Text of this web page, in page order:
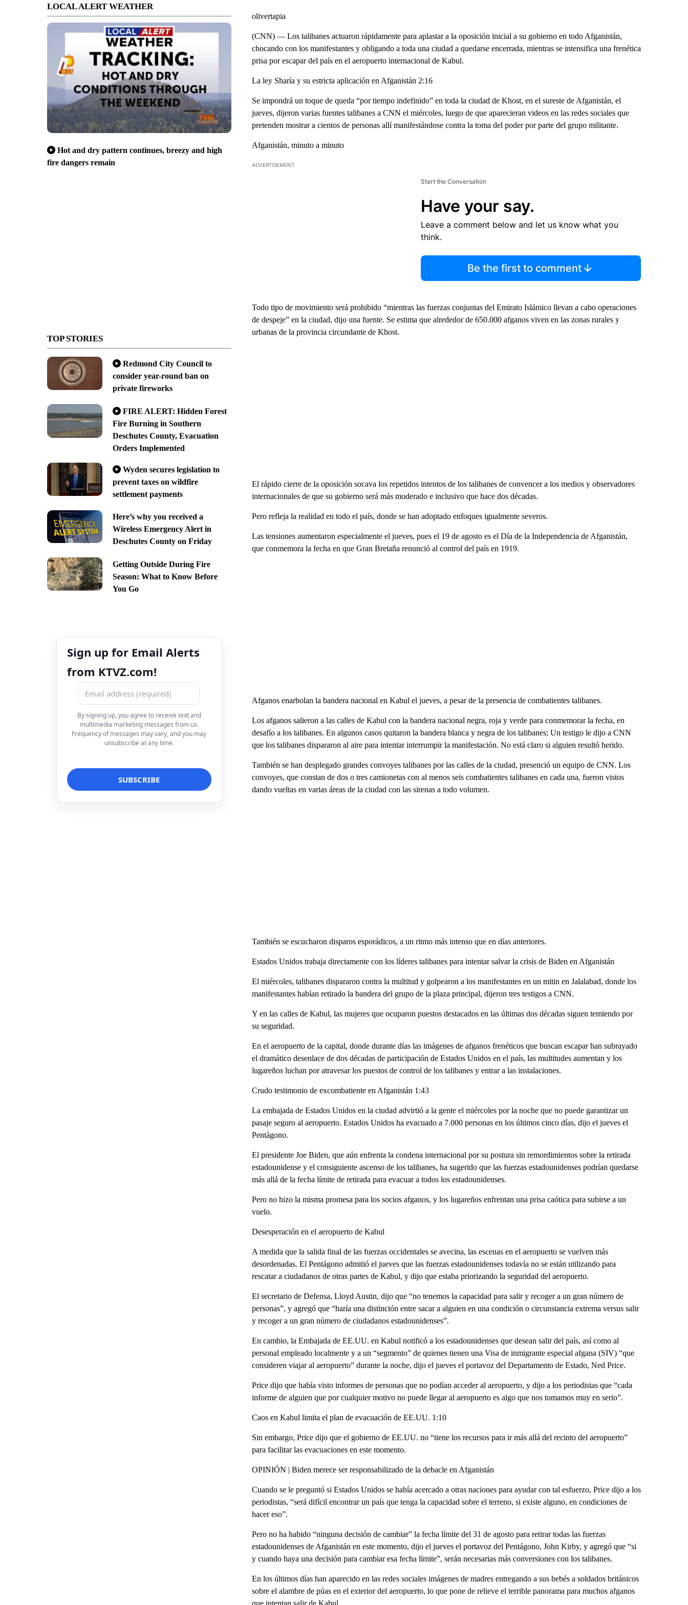
LOCAL ALERT WEATHER
Hot and dry pattern continues, breezy and high
fire dangers remain
TOP STORIES
Redmond City Council to
consider year-round ban on
private fireworks
FIRE ALERT: Hidden Forest
Fire Burning in Southern
Deschutes County, Evacuation
Orders Implemented
Wyden secures legislation to
prevent taxes on wildfire
settlement payments
Here’s why you received a
Wireless Emergency Alert in
Deschutes County on Friday
Getting Outside During Fire
Season: What to Know Before
You Go
Sign up for Email Alerts
from KTVZ.com!
By signing up, you agree to receive text and
multimedia marketing messages from us.
Frequency of messages may vary, and you may
unsubscribe at any time.
olivertapia
(CNN) — Los talibanes actuaron rápidamente para aplastar a la oposición inicial a su gobierno en todo Afganistán,
chocando con los manifestantes y obligando a toda una ciudad a quedarse encerrada, mientras se intensifica una frenética
prisa por escapar del país en el aeropuerto internacional de Kabul.
La ley Sharía y su estricta aplicación en Afganistán 2:16
Se impondrá un toque de queda “por tiempo indefinido” en toda la ciudad de Khost, en el sureste de Afganistán, el
jueves, dijeron varias fuentes talibanes a CNN el miércoles, luego de que aparecieran videos en las redes sociales que
pretenden mostrar a cientos de personas allí manifestándose contra la toma del poder por parte del grupo militante.
Afganistán, minuto a minuto
ADVERTISEMENT
Start the Conversation
Have your say.
Leave a comment below and let us know what you
think.
Be the first to comment
Todo tipo de movimiento será prohibido “mientras las fuerzas conjuntas del Emirato Islámico llevan a cabo operaciones
de despeje” en la ciudad, dijo una fuente. Se estima que alrededor de 650.000 afganos viven en las zonas rurales y
urbanas de la provincia circundante de Khost.
El rápido cierre de la oposición socava los repetidos intentos de los talibanes de convencer a los medios y observadores
internacionales de que su gobierno será más moderado e inclusivo que hace dos décadas.
Pero refleja la realidad en todo el país, donde se han adoptado enfoques igualmente severos.
Las tensiones aumentaron especialmente el jueves, pues el 19 de agosto es el Día de la Independencia de Afganistán,
que conmemora la fecha en que Gran Bretaña renunció al control del país en 1919.
Afganos enarbolan la bandera nacional en Kabul el jueves, a pesar de la presencia de combatientes talibanes.
Los afganos salieron a las calles de Kabul con la bandera nacional negra, roja y verde para conmemorar la fecha, en
desafío a los talibanes. En algunos casos quitaron la bandera blanca y negra de los talibanes; Un testigo le dijo a CNN
que los talibanes dispararon al aire para intentar interrumpir la manifestación. No está claro si alguien resultó herido.
También se han desplegado grandes convoyes talibanes por las calles de la ciudad, presenció un equipo de CNN. Los
convoyes, que constan de dos o tres camionetas con al menos seis combatientes talibanes en cada una, fueron vistos
dando vueltas en varias áreas de la ciudad con las sirenas a todo volumen.
También se escucharon disparos esporádicos, a un ritmo más intenso que en días anteriores.
Estados Unidos trabaja directamente con los líderes talibanes para intentar salvar la crisis de Biden en Afganistán
El miércoles, talibanes dispararon contra la multitud y golpearon a los manifestantes en un mitin en Jalalabad, donde los
manifestantes habían retirado la bandera del grupo de la plaza principal, dijeron tres testigos a CNN.
Y en las calles de Kabul, las mujeres que ocuparon puestos destacados en las últimas dos décadas siguen temiendo por
su seguridad.
En el aeropuerto de la capital, donde durante días las imágenes de afganos frenéticos que buscan escapar han subrayado
el dramático desenlace de dos décadas de participación de Estados Unidos en el país, las multitudes aumentan y los
lugareños luchan por atravesar los puestos de control de los talibanes y entrar a las instalaciones.
Crudo testimonio de excombatiente en Afganistán 1:43
La embajada de Estados Unidos en la ciudad advirtió a la gente el miércoles por la noche que no puede garantizar un
pasaje seguro al aeropuerto. Estados Unidos ha evacuado a 7.000 personas en los últimos cinco días, dijo el jueves el
Pentágono.
El presidente Joe Biden, que aún enfrenta la condena internacional por su postura sin remordimientos sobre la retirada
estadounidense y el consiguiente ascenso de los talibanes, ha sugerido que las fuerzas estadounidenses podrían quedarse
más allá de la fecha límite de retirada para evacuar a todos los estadounidenses.
Pero no hizo la misma promesa para los socios afganos, y los lugareños enfrentan una prisa caótica para subirse a un
vuelo.
Desesperación en el aeropuerto de Kabul
A medida que la salida final de las fuerzas occidentales se avecina, las escenas en el aeropuerto se vuelven más
desordenadas. El Pentágono admitió el jueves que las fuerzas estadounidenses todavía no se están utilizando para
rescatar a ciudadanos de otras partes de Kabul, y dijo que estaba priorizando la seguridad del aeropuerto.
El secretario de Defensa, Lloyd Austin, dijo que “no tenemos la capacidad para salir y recoger a un gran número de
personas”, y agregó que “haría una distinción entre sacar a alguien en una condición o circunstancia extrema versus salir
y recoger a un gran número de ciudadanos estadounidenses”.
En cambio, la Embajada de EE.UU. en Kabul notificó a los estadounidenses que desean salir del país, así como al
personal empleado localmente y a un “segmento” de quienes tienen una Visa de inmigrante especial afgana (SIV) “que
consideren viajar al aeropuerto” durante la noche, dijo el jueves el portavoz del Departamento de Estado, Ned Price.
Price dijo que había visto informes de personas que no podían acceder al aeropuerto, y dijo a los periodistas que “cada
informe de alguien que por cualquier motivo no puede llegar al aeropuerto es algo que nos tomamos muy en serio”.
Caos en Kabul limita el plan de evacuación de EE.UU. 1:10
Sin embargo, Price dijo que el gobierno de EE.UU. no “tiene los recursos para ir más allá del recinto del aeropuerto”
para facilitar las evacuaciones en este momento.
OPINIÓN | Biden merece ser responsabilizado de la debacle en Afganistán
Cuando se le preguntó si Estados Unidos se había acercado a otras naciones para ayudar con tal esfuerzo, Price dijo a los
periodistas, “será difícil encontrar un país que tenga la capacidad sobre el terreno, si existe alguno, en condiciones de
hacer eso”.
Pero no ha habido “ninguna decisión de cambiar” la fecha límite del 31 de agosto para retirar todas las fuerzas
estadounidenses de Afganistán en este momento, dijo el jueves el portavoz del Pentágono, John Kirby, y agregó que “si
y cuando haya una decisión para cambiar esa fecha límite”, serán necesarias más conversiones con los talibanes.
En los últimos días han aparecido en las redes sociales imágenes de madres entregando a sus bebés a soldados británicos
sobre el alambre de púas en el exterior del aeropuerto, lo que pone de relieve el terrible panorama para muchos afganos
que intentan salir de Kabul.